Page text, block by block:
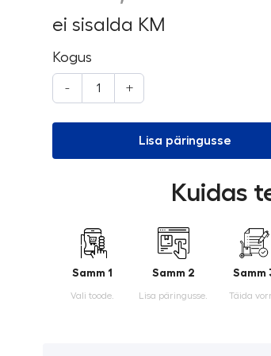
ei sisalda KM
Kogus
- +
Lisa päringusse
Kuidas
Samm 1
Vali toode.
Samm 2
Lisa päringusse.
Samm
Täida